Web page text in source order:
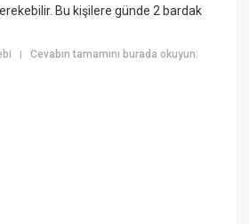
Bu kişilere günde 2 bardak
|Cevabın tamamını burada okuyun: